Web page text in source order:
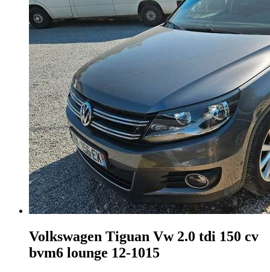
Volkswagen Tiguan Vw 2.0 tdi 150 cv
bvm6 lounge 12-1015